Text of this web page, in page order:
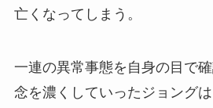
亡くなってしまう。
一連の異常事態を自身の目で
念を濃くしていったジョング